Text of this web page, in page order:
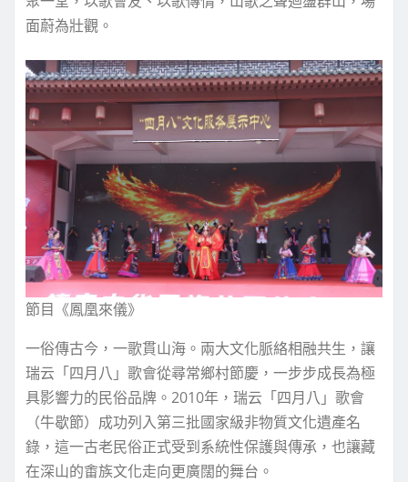
面蔚為壯觀。
節目《鳳凰來儀》
一俗傳古今，一歌貫山海。兩大文化脈絡相融共生，讓
瑞云「四月八」歌會從尋常鄉村節慶，一步步成長為極
具影響力的民俗品牌。2010年，瑞云「四月八」歌會
（牛歇節）成功列入第三批國家級非物質文化遺產名
錄，這一古老民俗正式受到系統性保護與傳承，也讓藏
在深山的畬族文化走向更廣闊的舞台。